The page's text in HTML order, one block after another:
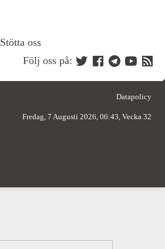
Stötta oss
Följ oss på:
Datapolicy
Fredag, 7 Augusti 2026, 06:43, Vecka 32